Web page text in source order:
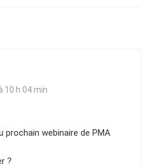
10 h 04 min
prochain webinaire de PMA
?